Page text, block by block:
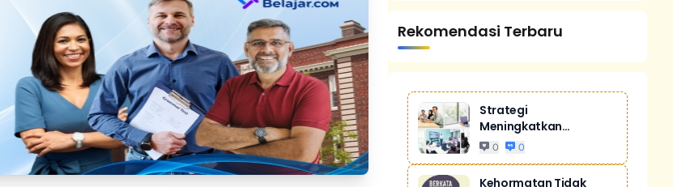
Rekomendasi Terbaru
Strategi
Meningkatkan
Penjualan Melalui
0 0
Kehormatan Tidak